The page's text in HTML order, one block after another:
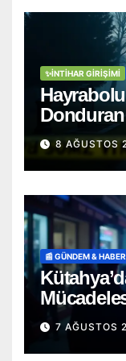
✨İNTIHAR GIRIŞIMI
Donduran
Şahıs
8 AĞUSTOS
📰 GÜNDEM &
D.7 AĞUSTOS